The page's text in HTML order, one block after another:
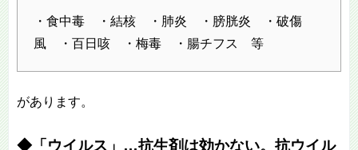
・食中毒 ・結核 ・肺炎 ・膀胱炎 ・破傷
風 ・百日咳 ・梅毒 ・腸チフス 等
があります。
◆「ウイルス」…抗生剤は効かない。抗ウイル